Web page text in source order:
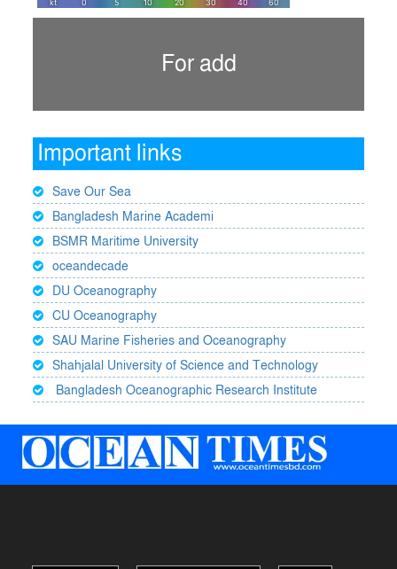
For add
Important links
Save Our Sea
Bangladesh Marine Academi
BSMR Maritime University
oceandecade
DU Oceanography
CU Oceanography
SAU Marine Fisheries and Oceanography
Shahjalal University of Science and Technology
Bangladesh Oceanographic Research Institute